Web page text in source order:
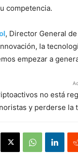
competencia.
, Director General
la
empezar a
no está
y perderse